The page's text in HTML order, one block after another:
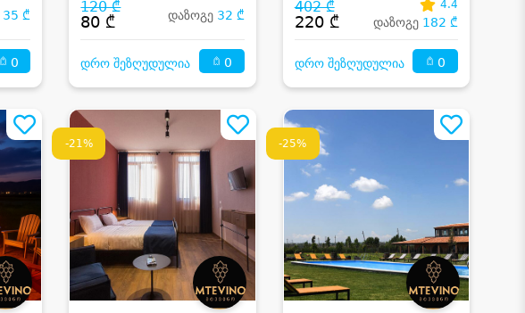
35 ₾
0
120 ₾
80 ₾ დაზოგე 32 ₾
დრო შეზღუდულია 0
რესტორან პინოს
ფასდაკლებით
402 ₾
220 ₾
4.4
დაზოგე 182 ₾
დრო შეზღუდულია 0
-21% -25%